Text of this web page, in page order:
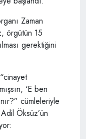
Zaman
örgütün 15
gerektiğini
‘E ben
cümleleriyle
Öksüz’ün